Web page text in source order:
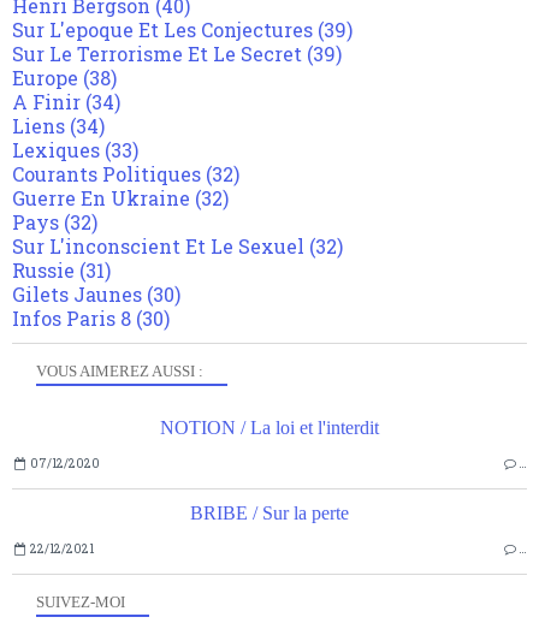
SUIVEZ-MOI
VOUS AIMEREZ AUSSI :
NOTION / La loi et l'interdit
07/12/2020 …
BRIBE / Sur la perte
22/12/2021 …
Henri Bergson (40)
Sur L'epoque Et Les Conjectures (39)
Sur Le Terrorisme Et Le Secret (39)
Europe (38)
A Finir (34)
Liens (34)
Lexiques (33)
Courants Politiques (32)
Guerre En Ukraine (32)
Pays (32)
Sur L'inconscient Et Le Sexuel (32)
Russie (31)
Gilets Jaunes (30)
Infos Paris 8 (30)